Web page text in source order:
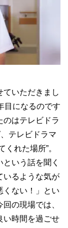
ていただきまし
目になるのです
のはテレビドラ
テレビドラマ
れた場所”。
いう話を聞く
いるような気が
くない！」とい
の現場では、
い時間を過ごせ